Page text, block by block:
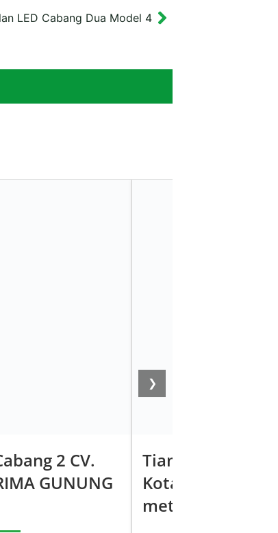
LED Cabang Dua Model 4Next
❯
2 CV.
GUNUNG
Tiang Lampu
Kota Pasuruan
meter